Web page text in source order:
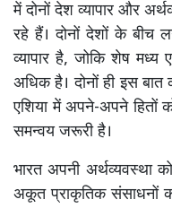
में दोनों देश व्यापार और
रहे हैं। दोनों देशों के बीच
व्यापार है, जोकि शेष
अधिक है। दोनों ही इस
एशिया में अपने-अपने हितों
समन्वय जरूरी है।
भारत अपनी अर्थव्यवस्था
अकूत प्राकृतिक संसाधनों